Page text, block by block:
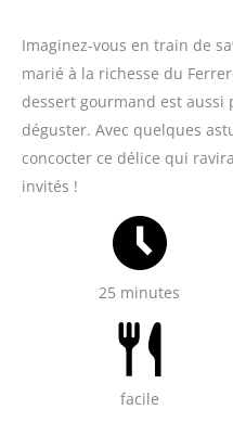
Imaginez-vous en train de
marié à la richesse du
dessert gourmand est aussi
déguster. Avec quelques
concocter ce délice qui
invités !
25 minutes
facile